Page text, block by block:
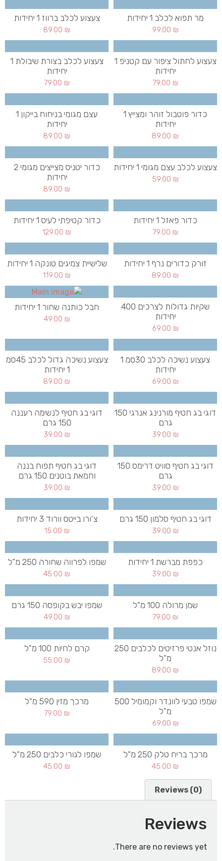
מר תפוא לכלב 1 יחידות
99.00 ₪
צעצוע לכלב ברווז 1 יחידות
89.00 ₪
צעצוע לחתול ציפור עם קטניפ 1
יחידות
79.00 ₪
צעצוע לכלב בצורת שיבולת 1
יחידות
79.00 ₪
כדור פוטבול זוהר ומצייץ 1
יחידות
89.00 ₪
עצם מגומי בניחוח בייקון 1
יחידות
89.00 ₪
צעצוע לכלב עצם מגומי 1 יחידות
59.00 ₪
כדור יטניס מצייצים מגומי 2
יחידות
89.00 ₪
כדור פאזל 1 יחידות
79.00 ₪
כדור קטיפתי לעיס 1 יחידות
129.00 ₪
זורק כדורים נרף 1 יחידות
89.00 ₪
שלישיית צמיגים טונקה 1 יחידות
119.00 ₪
שקיות גדולות לצרכים 400
יחידות
69.00 ₪
חבל כותנה שחור 1 יחידות
49.00 ₪
צעצוע נשיכה לכלב 30סמ 1
יחידות
69.00 ₪
צעצוע נשיכה גדול לכלב 45סמ
1 יחידות
89.00 ₪
דוגי בג חטיף מורנינג אנרגי 150
גרם
39.00 ₪
דוגי בג חטיף לנשימה רעננה
150 גרם
39.00 ₪
דוגי בג חטיף סוויט דרימס 150
גרם
39.00 ₪
דוגי בג חטיף תפוח בננה
וחמאת בוטנים 150 גרם
39.00 ₪
דוגי בג חטיף סלמון 150 גרם
39.00 ₪
צ'ורו בייטס וורוד 3 יחידות
15.00 ₪
כפפת מברשת 1 יחידות
39.00 ₪
שמפו לפרווה שחורה 250 מ"ל
45.00 ₪
שמן מרולה 100 מ"ל
79.00 ₪
שמפו יבש בקופסה 150 גרם
49.00 ₪
נוזל אנטי פרזיטים לכלבים 250
מ"ל
89.00 ₪
קרם לחיות 100 מ"ל
55.00 ₪
שמפו טבעי לוונדר וקמומיל 500
מ"ל
69.00 ₪
מרכך מזין 590 מ"ל
79.00 ₪
מרכך בריח טלק 250 מ"ל
45.00 ₪
שמפו לגורי כלבים 250 מ"ל
45.00 ₪
Reviews (0)
Reviews
There are no reviews yet.